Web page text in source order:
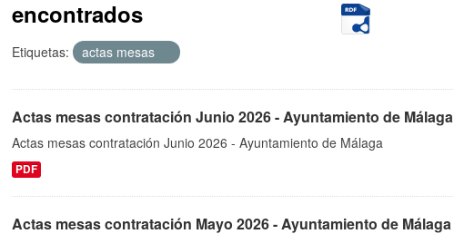
encontrados
Etiquetas: actas mesas
Actas mesas contratación Junio 2026 - Ayuntamiento de Málaga
Actas mesas contratación Junio 2026 - Ayuntamiento de Málaga
PDF
Actas mesas contratación Mayo 2026 - Ayuntamiento de Málaga